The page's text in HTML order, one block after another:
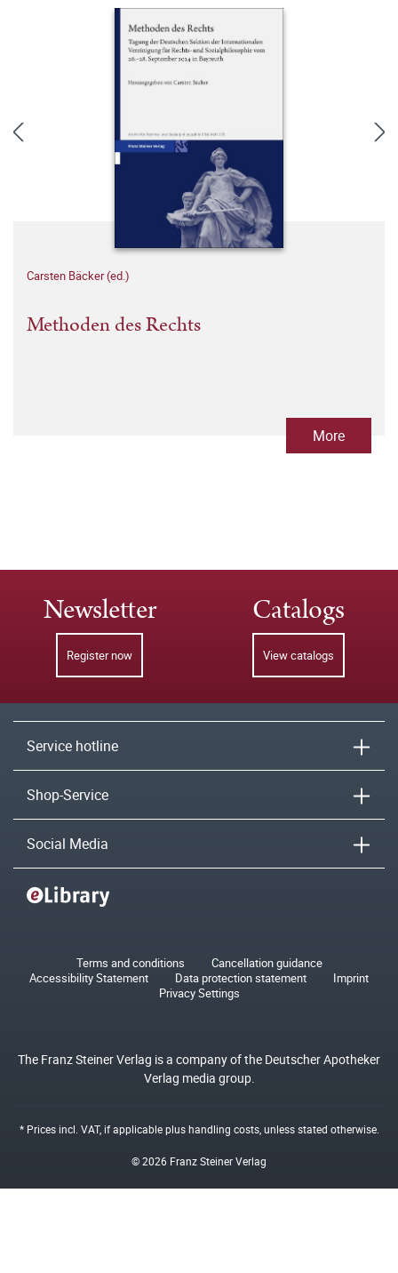
Carsten Bäcker (ed.)
Methoden des Rechts
More
Newsletter
Register now
Catalogs
View catalogs
Service hotline
Shop-Service
Social Media
Terms and conditions
Cancellation guidance
Accessibility Statement
Data protection statement
Imprint
Privacy Settings
The Franz Steiner Verlag is a company of the Deutscher Apotheker
Verlag media group.
* Prices incl. VAT, if applicable plushandling costs, unless stated otherwise.
© 2026 Franz Steiner Verlag